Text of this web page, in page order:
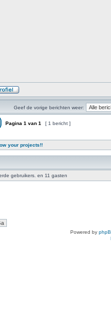
Geef de vorige berichten weer:
Pagina 1 van 1 [ 1 bericht ]
your projects!!
gebruikers. en 11 gasten
Powered by